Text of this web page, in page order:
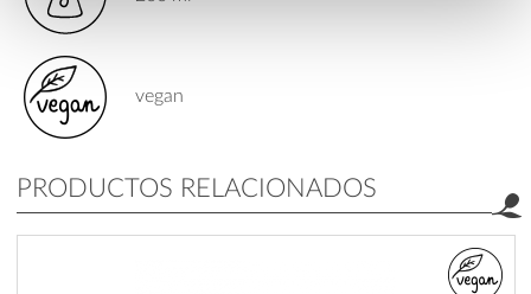
vegan
PRODUCTOS RELACIONADOS